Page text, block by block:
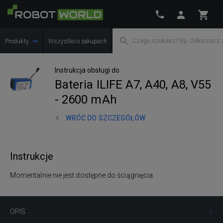
Produkty Wszystko o zakupach
Instrukcja obsługi do
Bateria ILIFE A7, A40, A8, V55
- 2600 mAh
WRÓĆ DO SZCZEGÓŁÓW
OPIS
Instrukcje
Momentalnie nie jest dostępne do ściągnięcia.